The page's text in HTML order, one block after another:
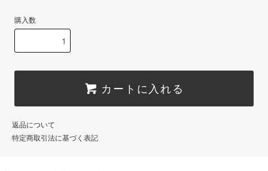
購入数
カートに入れる
返品について
特定商取引法に基づく表記